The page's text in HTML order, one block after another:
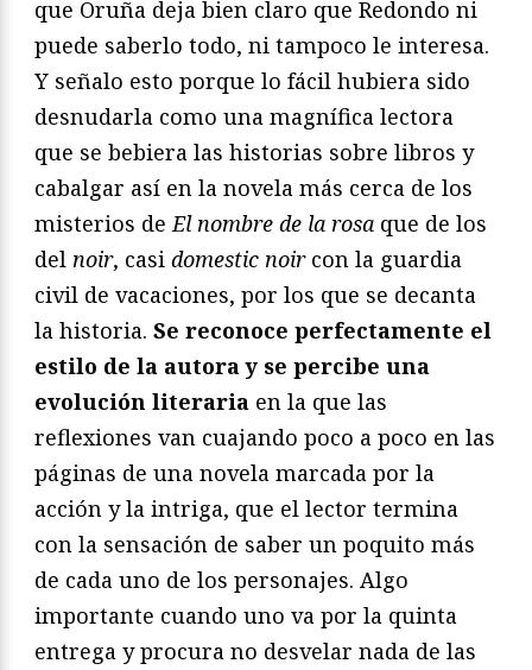
que Oruña deja bien claro que Redondo ni
puede saberlo todo, ni tampoco le interesa.
Y señalo esto porque lo fácil hubiera sido
desnudarla como una magnífica lectora
que se bebiera las historias sobre libros y
cabalgar así en la novela más cerca de los
misterios de El nombre de la rosa que de los
del noir, casi domestic noircon la guardia
civil de vacaciones, por los que se decanta
la historia. Se reconoce perfectamente el
estilo de la autora y se percibe una
evolución literaria en la que las
reflexiones van cuajando poco a poco en las
páginas de una novela marcada por la
acción y la intriga, que el lector termina
con la sensación de saber un poquito más
de cada uno de los personajes. Algo
importante cuando uno va por la quinta
entrega y procura no desvelar nada de las